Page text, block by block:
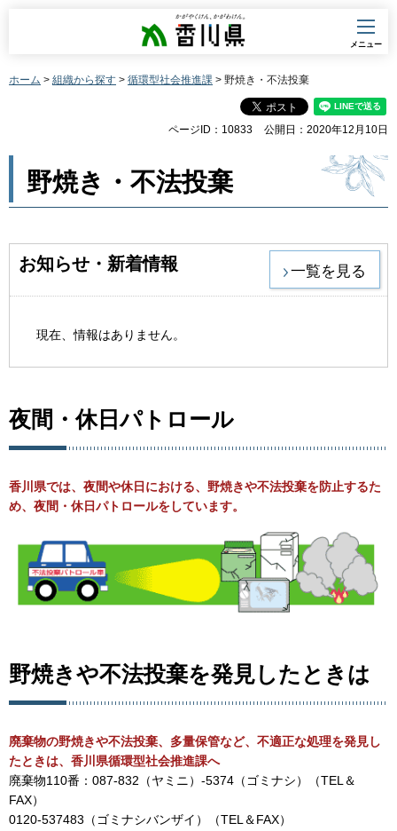
香川県
メニュー
ホーム > 組織から探す > 循環型社会推進課 > 野焼き・不法投棄
ページID：10833 公開日：2020年12月10日
野焼き・不法投棄
お知らせ・新着情報 一覧を見る
現在、情報はありません。
夜間・休日パトロール
香川県では、夜間や休日における、野焼きや不法投棄を防止するた
め、夜間・休日パトロールをしています。
野焼きや不法投棄を発見したときは
廃棄物の野焼きや不法投棄、多量保管など、不適正な処理を発見し
たときは、香川県循環型社会推進課へ
廃棄物110番：087-832（ヤミニ）-5374（ゴミナシ）（TEL＆
FAX）
0120-537483（ゴミナシバンザイ）（TEL＆FAX）